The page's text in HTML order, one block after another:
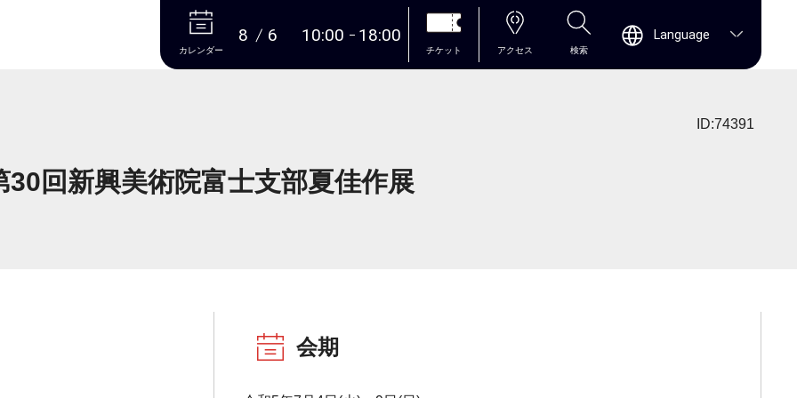
本文へ
カレンダー
8 6 10:00 18:00
チケット アクセス 検索
Language
ID:74391
30回新興美術院富士支部夏佳作展
会期